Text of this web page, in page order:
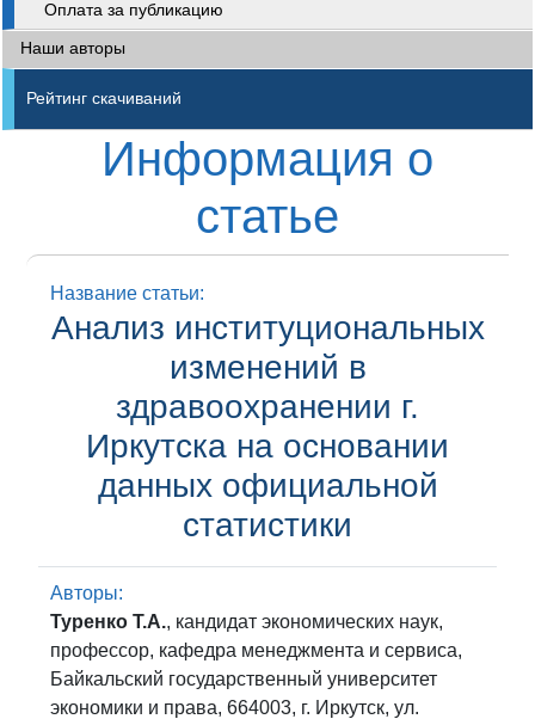
Оплата за публикацию
Наши авторы
Рейтинг скачиваний
Информация о
статье
Название статьи:
Анализ институциональных
изменений в
здравоохранении г.
Иркутска на основании
данных официальной
статистики
Авторы:
Туренко Т.А., кандидат экономических наук,
профессор, кафедра менеджмента и сервиса,
Байкальский государственный университет
экономики и права, 664003, г. Иркутск, ул.